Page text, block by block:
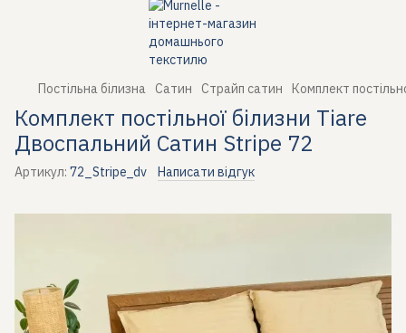
Постільна білизна Сатин Страйп сатин Комплект
Комплект постільної білизни Tiare
Двоспальний Сатин Stripe 72
Артикул: 72_Stripe_dv Написати відгук